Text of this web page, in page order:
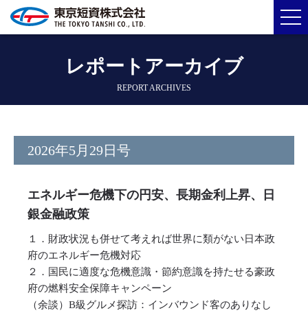
レポートアーカイブ
REPORT ARCHIVES
2026年5月29日号
エネルギー危機下の円安、長期金利上昇、日
銀金融政策
１．財政状況も併せて考えれば世界に類がない日本政
府のエネルギー危機対応
２．国民に適度な危機意識・節約意識を持たせる豪政
府の燃料安全保障キャンペーン
（余談）B級グルメ探訪：インバウンド客のありなし